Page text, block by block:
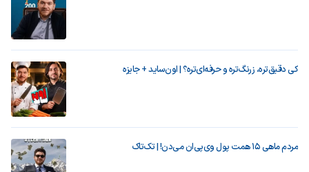
کی دقیق‌تره، زرنگ‌تره و حرفه‌ای‌تره؟ | اون‌ساید + جایزه
مردم ماهی ۱۵ همت پول وی‌پی‌ان می‌دن! | تک‌تاک